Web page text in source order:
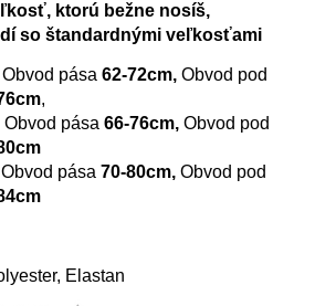
ktorú bežne nosíš,
so štandardnými veľkosťami
Obvod pása 62-72cm, Obvod pod
,
Obvod pása 66-76cm, Obvod pod
Obvod pása 70-80cm, Obvod pod
Elastan